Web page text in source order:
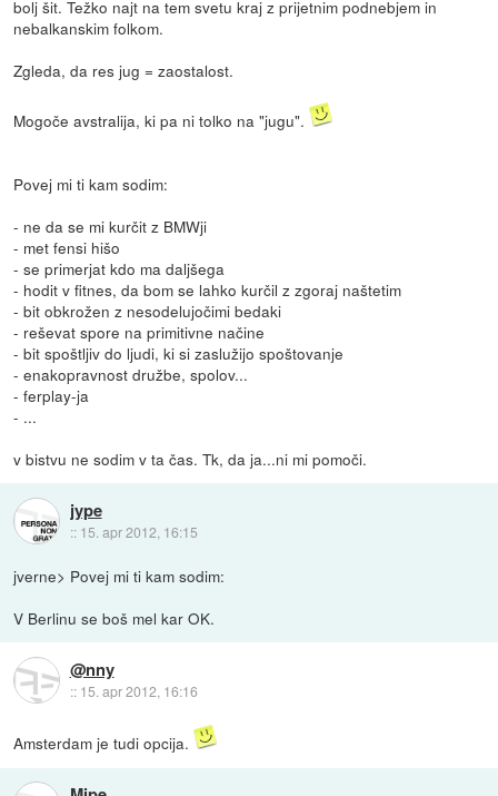
bolj šit. Težko najt na tem svetu kraj z prijetnim podnebjem in
nebalkanskim folkom.
Zgleda, da res jug = zaostalost.
Mogoče avstralija, ki pa ni tolko na "jugu".
Povej mi ti kam sodim:
- ne da se mi kurčit z BMWji
- met fensi hišo
- se primerjat kdo ma daljšega
- hodit v fitnes, da bom se lahko kurčil z zgoraj naštetim
- bit obkrožen z nesodelujočimi bedaki
- reševat spore na primitivne načine
- bit spoštljiv do ljudi, ki si zaslužijo spoštovanje
- enakopravnost družbe, spolov...
- ferplay-ja
- ...
v bistvu ne sodim v ta čas. Tk, da ja...ni mi pomoči.
jype
:: 15. apr 2012, 16:15
jverne> Povej mi ti kam sodim:
V Berlinu se boš mel kar OK.
@nny
:: 15. apr 2012, 16:16
Amsterdam je tudi opcija.